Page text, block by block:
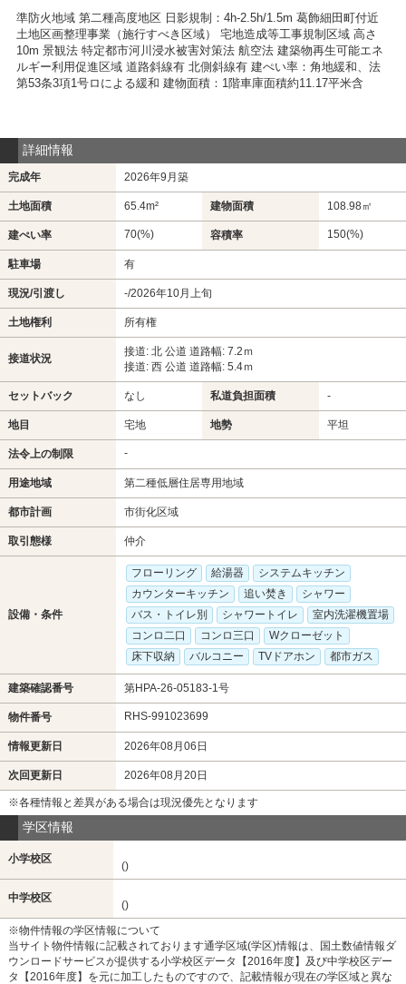
準防火地域 第二種高度地区 日影規制：4h-2.5h/1.5m 葛飾細田町付近
土地区画整理事業（施行すべき区域） 宅地造成等工事規制区域 高さ
10m 景観法 特定都市河川浸水被害対策法 航空法 建築物再生可能エネ
ルギー利用促進区域 道路斜線有 北側斜線有 建ぺい率：角地緩和、法
第53条3項1号ロによる緩和 建物面積：1階車庫面積約11.17平米含
詳細情報
完成年 2026年9月築
土地面積 65.4m² 建物面積 108.98㎡
建ぺい率 70(%) 容積率 150(%)
駐車場 有
現況/引渡し -/2026年10月上旬
土地権利 所有権
接道状況
接道: 北 公道 道路幅: 7.2ｍ
接道: 西 公道 道路幅: 5.4ｍ
セットバック なし 私道負担面積 -
地目 宅地 地勢 平坦
法令上の制限 -
用途地域 第二種低層住居専用地域
都市計画 市街化区域
取引態様 仲介
設備・条件
フローリング 給湯器
システムキッチン
カウンターキッチン
追い焚き
シャワー
バス・トイレ別
シャワートイレ
室内洗濯機置場
コンロ二口
コンロ三口
Wクローゼット
床下収納
バルコニー TVドアホン 都市ガス
建築確認番号 第HPA-26-05183-1号
物件番号 RHS-991023699
情報更新日 2026年08月06日
次回更新日 2026年08月20日
※各種情報と差異がある場合は現況優先となります
学区情報
小学校区
()
中学校区
()
※物件情報の学区情報について
当サイト物件情報に記載されております通学区域(学区)情報は、国土数値情報ダ
ウンロードサービスが提供する小学校区データ【2016年度】及び中学校区デー
タ【2016年度】を元に加工したものですので、記載情報が現在の学区域と異な